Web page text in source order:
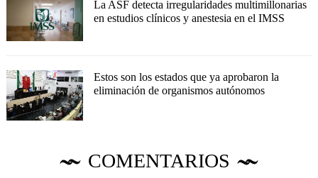
La ASF detecta irregularidades multimillonarias
en estudios clínicos y anestesia en el IMSS
Estos son los estados que ya aprobaron la
eliminación de organismos autónomos
COMENTARIOS